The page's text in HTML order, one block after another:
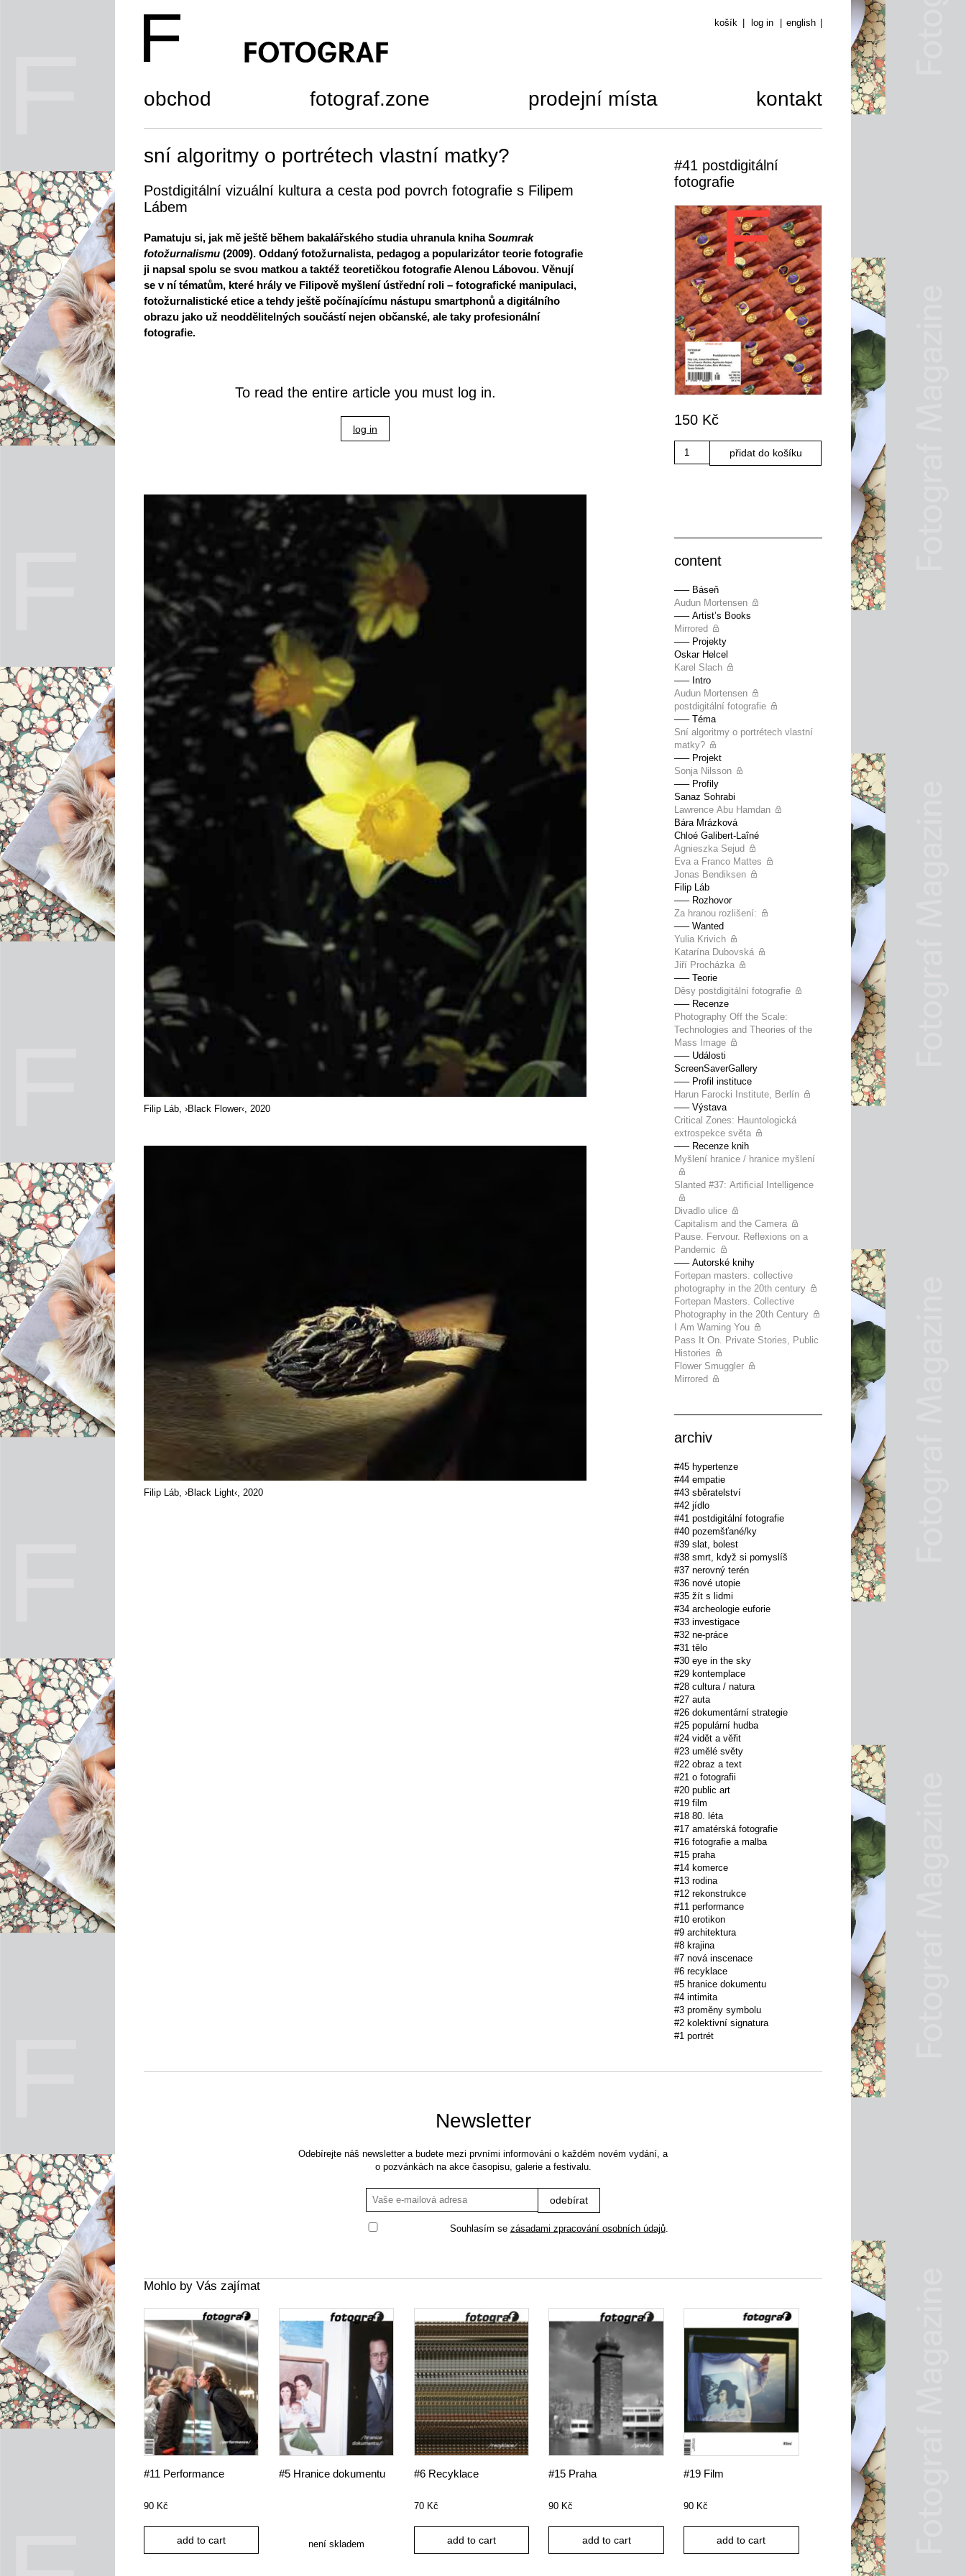
košík log in english
obchod fotograf.zone prodejní místa kontakt
sní algoritmy o portrétech vlastní matky?
Postdigitální vizuální kultura a cesta pod povrch fotografie s Filipem
Lábem
Pamatuju si, jak mě ještě během bakalářského studia uhranula kniha Soumrak
fotožurnalismu (2009). Oddaný fotožurnalista, pedagog a popularizátor teorie fotografie
ji napsal spolu se svou matkou a taktéž teoretičkou fotografie Alenou Lábovou. Věnují
se v ní tématům, které hrály ve Filipově myšlení ústřední roli – fotografické manipulaci,
fotožurnalistické etice a tehdy ještě počínajícímu nástupu smartphonů a digitálního
obrazu jako už neoddělitelných součástí nejen občanské, ale taky profesionální
fotografie.
To read the entire article you must log in.
log in
Filip Láb, ›Black Flower‹, 2020
Filip Láb, ›Black Light‹, 2020
#41 postdigitální
fotografie
150 Kč
přidat do košíku
content
––– Báseň
Audun Mortensen
––– Artist’s Books
Mirrored
––– Projekty
Oskar Helcel
Karel Slach
––– Intro
Audun Mortensen
postdigitální fotografie
––– Téma
Sní algoritmy o portrétech vlastní
matky?
––– Projekt
Sonja Nilsson
––– Profily
Sanaz Sohrabi
Lawrence Abu Hamdan
Bára Mrázková
Chloé Galibert-Laîné
Agnieszka Sejud
Eva a Franco Mattes
Jonas Bendiksen
Filip Láb
––– Rozhovor
Za hranou rozlišení:
––– Wanted
Yulia Krivich
Katarína Dubovská
Jiří Procházka
––– Teorie
Děsy postdigitální fotografie
––– Recenze
Photography Off the Scale:
Technologies and Theories of the
Mass Image
––– Události
ScreenSaverGallery
––– Profil instituce
Harun Farocki Institute, Berlín
––– Výstava
Critical Zones: Hauntologická
extrospekce světa
––– Recenze knih
Myšlení hranice / hranice myšlení
Slanted #37: Artificial Intelligence
Divadlo ulice
Capitalism and the Camera
Pause. Fervour. Reflexions on a
Pandemic
––– Autorské knihy
Fortepan masters. collective
photography in the 20th century
Fortepan Masters. Collective
Photography in the 20th Century
I Am Warning You
Pass It On. Private Stories, Public
Histories
Flower Smuggler
Mirrored
archiv
#45 hypertenze
#44 empatie
#43 sběratelství
#42 jídlo
#41 postdigitální fotografie
#40 pozemšťané/ky
#39 slat, bolest
#38 smrt, když si pomyslíš
#37 nerovný terén
#36 nové utopie
#35 žít s lidmi
#34 archeologie euforie
#33 investigace
#32 ne-práce
#31 tělo
#30 eye in the sky
#29 kontemplace
#28 cultura / natura
#27 auta
#26 dokumentární strategie
#25 populární hudba
#24 vidět a věřit
#23 umělé světy
#22 obraz a text
#21 o fotografii
#20 public art
#19 film
#18 80. léta
#17 amatérská fotografie
#16 fotografie a malba
#15 praha
#14 komerce
#13 rodina
#12 rekonstrukce
#11 performance
#10 erotikon
#9 architektura
#8 krajina
#7 nová inscenace
#6 recyklace
#5 hranice dokumentu
#4 intimita
#3 proměny symbolu
#2 kolektivní signatura
#1 portrét
Newsletter
Odebírejte náš newsletter a budete mezi prvními informováni o každém novém vydání, a
o pozvánkách na akce časopisu, galerie a festivalu.
Souhlasím se zásadami zpracování osobních údajů.
Mohlo by Vás zajímat
#11 Performance
90 Kč
add to cart
#5 Hranice dokumentu
není skladem
#6 Recyklace
70 Kč
add to cart
#15 Praha
90 Kč
add to cart
#19 Film
90 Kč
add to cart